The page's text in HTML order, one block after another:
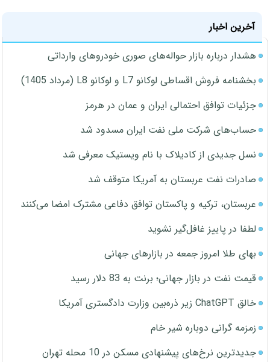
آخرین اخبار
هشدار درباره بازار حواله‌های صوری خودروهای وارداتی
بخشنامه فروش اقساطی لوکانو L7 و لوکانو L8 (مرداد 1405)
جزئیات توافق احتمالی ایران و عمان در هرمز
حساب‌های شرکت ملی نفت ایران مسدود شد
نسل جدیدی از کادیلاک با نام ویستیک معرفی شد
صادرات نفت عربستان به آمریکا متوقف شد
عربستان، ترکیه و پاکستان توافق دفاعی مشترک امضا می‌کنند
لطفا در پاییز غافل‌گیر نشوید
بهای طلا امروز جمعه در بازارهای جهانی
قیمت نفت در بازار جهانی؛ برنت به 83 دلار رسید
خالق ChatGPT زیر ذره‌بین وزارت دادگستری آمریکا
زمزمه گرانی دوباره شیر خام
جدیدترین نرخ‌های پیشنهادی مسکن در 10 محله تهران